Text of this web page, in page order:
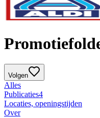
Volgen
Alles
Publicaties4
Locaties, openingstijden
Over